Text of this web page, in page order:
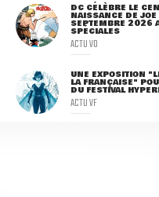
DC CÉLÈBRE LE
NAISSANCE DE JOE
SEPTEMBRE 2026
SPÉCIALES
ACTU VO
UNE EXPOSITION
LA FRANÇAISE"
DU FESTIVAL
ACTU VF